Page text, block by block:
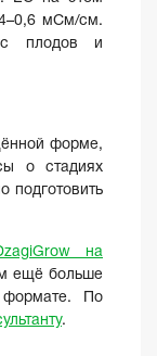
мСм/см.
плодов и
форме,
о стадиях
подготовить
на
ещё больше
формате. По
.